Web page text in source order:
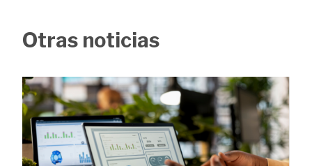
Otras noticias
Image